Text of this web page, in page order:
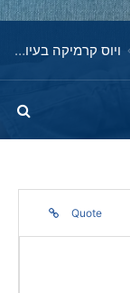
ויוס קרמיקה בעיות בריצוף מצויר
Quote